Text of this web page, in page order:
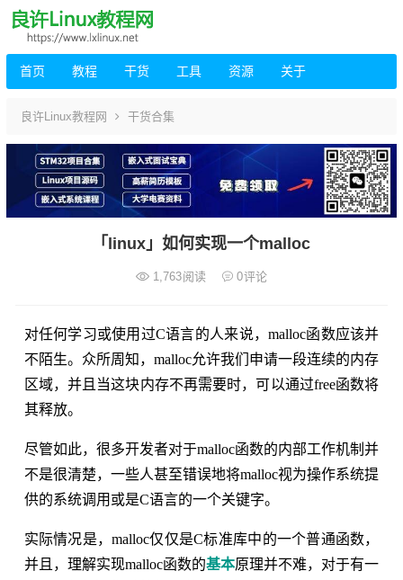
首页 教程 干货 工具 资源 关于
良许Linux教程网 干货合集
「linux」如何实现一个malloc
1,763阅读 0评论
对任何学习或使用过C语言的人来说，malloc函数应该并
不陌生。众所周知，malloc允许我们申请一段连续的内存
区域，并且当这块内存不再需要时，可以通过free函数将
其释放。
尽管如此，很多开发者对于malloc函数的内部工作机制并
不是很清楚，一些人甚至错误地将malloc视为操作系统提
供的系统调用或是C语言的一个关键字。
实际情况是，malloc仅仅是C标准库中的一个普通函数，
并且，理解实现malloc函数的基本原理并不难，对于有一